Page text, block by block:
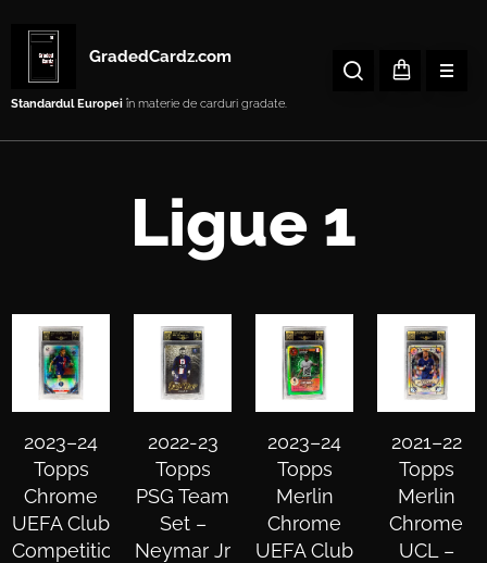
GradedCardz.com
Standardul Europei în materie de carduri gradate.
Ligue 1
2023–24
Topps
Chrome
UEFA Club
Competitions
2022-23
Topps
PSG Team
Set –
Neymar Jr
2023–24
Topps
Merlin
Chrome
UEFA Club
2021–22
Topps
Merlin
Chrome
UCL –